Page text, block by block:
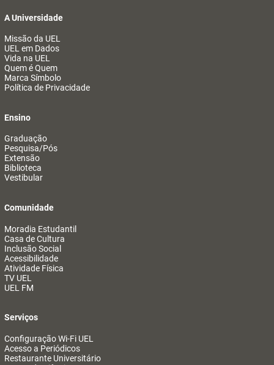
A Universidade
Missão da UEL
UEL em Dados
Vida na UEL
Quem é Quem
Marca Símbolo
Política de Privacidade
Ensino
Graduação
Pesquisa/Pós
Extensão
Biblioteca
Vestibular
Comunidade
Moradia Estudantil
Casa de Cultura
Inclusão Social
Acessibilidade
Atividade Física
TV UEL
UEL FM
Serviços
Configuração Wi-Fi UEL
Acesso a Periódicos
Restaurante Universitário